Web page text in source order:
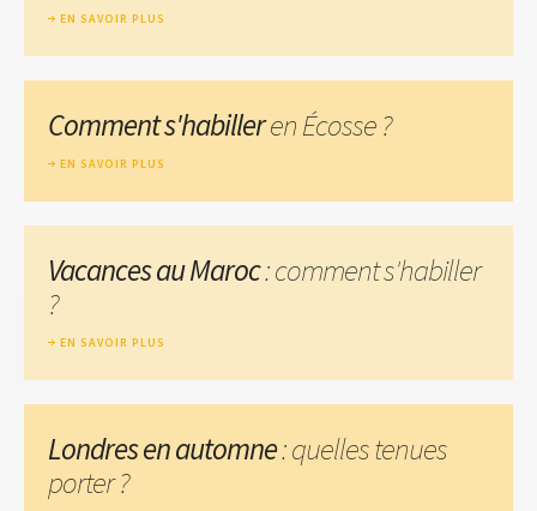
EN SAVOIR PLUS
Comment s'habilleren Écosse ?
EN SAVOIR PLUS
Vacances au Maroc: comment s'habiller
?
EN SAVOIR PLUS
Londres en automne: quelles tenues
porter ?